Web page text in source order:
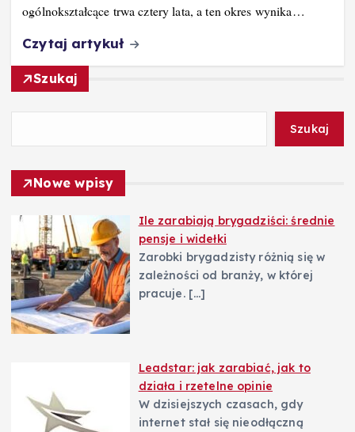
ogólnokształcące trwa cztery lata, a ten okres wynika…
Czytaj artykuł
Szukaj
Szukaj
Nowe wpisy
Ile zarabiają brygadziści: średnie
pensje i widełki
Zarobki brygadzisty różnią się w
zależności od branży, w której
pracuje. […]
Leadstar: jak zarabiać, jak to
działa i rzetelne opinie
W dzisiejszych czasach, gdy
internet stał się nieodłączną